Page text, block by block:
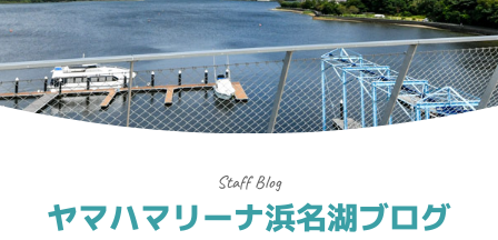
マリンレジャー
マリーナステイ
レンタルボート
ボート販売
艤装
ヤマハマリーナ浜名湖ブログ